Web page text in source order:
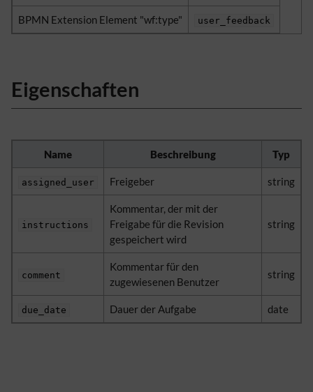
BPMN Extension Element "wf:type" user_feedback
Eigenschaften
Name Beschreibung Typ
assigned_user Freigeber string
instructions
Kommentar, der mit der
Freigabe für die Revision
gespeichert wird
string
comment
Kommentar für den
zugewiesenen Benutzer
string
due_date Dauer der Aufgabe date